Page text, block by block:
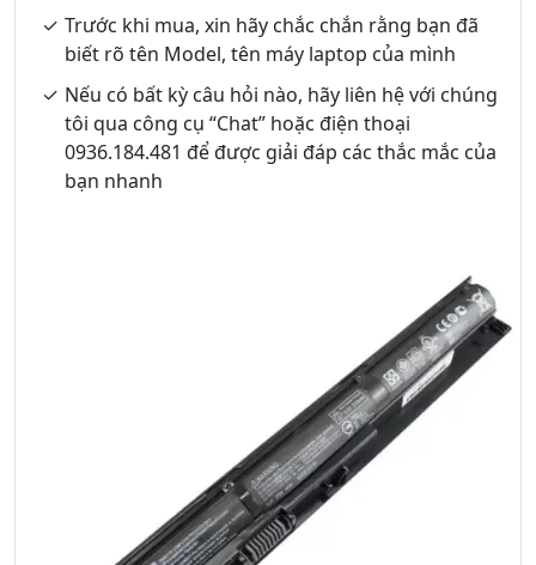
Trước khi mua, xin hãy chắc chắn rằng bạn đã
biết rõ tên Model, tên máy laptop của mình
Nếu có bất kỳ câu hỏi nào, hãy liên hệ với chúng
tôi qua công cụ “Chat” hoặc điện thoại
0936.184.481 để được giải đáp các thắc mắc của
bạn nhanh